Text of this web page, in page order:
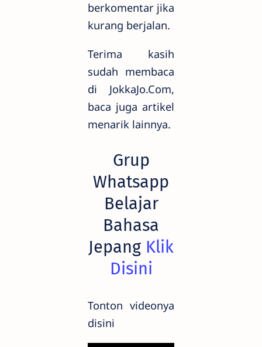
berkomentar jika
kurang berjalan.
Terima kasih
sudah membaca
di JokkaJo.Com,
baca juga artikel
menarik lainnya.
Grup
Whatsapp
Belajar
Bahasa
Jepang Klik
Disini
Tonton videonya
disini